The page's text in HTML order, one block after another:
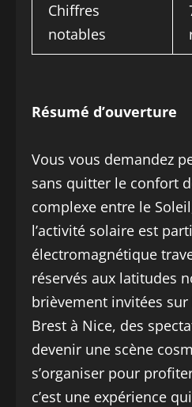
Chiffres
notables
Résumé d’ouverture
Vous vous demandez
sans quitter le confort
complexe entre le
l’activité solaire est
électromagnétique
réservés aux latitudes
brièvement invitées
Brest à Nice, des
devenir une scène
s’organiser pour
c’est une expérience